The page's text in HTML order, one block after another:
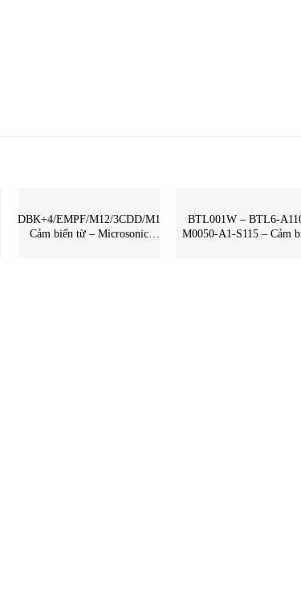
DBK+4/EMPF/M12/3CDD/M18
Cảm biến từ – Microsonic
BTL001W – BTL6-
M0050-A1-S115 – Cảm